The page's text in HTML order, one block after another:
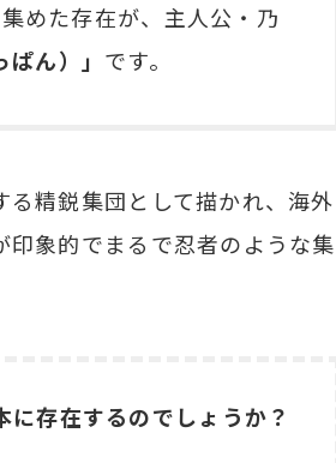
めた存在が、主人公・乃
ぱん）」 です。
精鋭集団として描かれ、海外
象的でまるで忍者のような集
に存在するのでしょうか？